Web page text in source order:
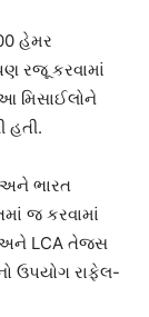
હેમર
રજૂ કરવામાં
મિસાઈલોને
હતી.
અને ભારત
જ કરવામાં
અને LCA તેજસ
ઉપયોગ રાફેલ-